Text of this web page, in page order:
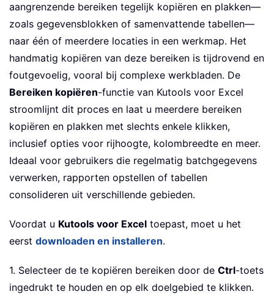
aangrenzende bereiken tegelijk kopiëren en plakken—
zoals gegevensblokken of samenvattende tabellen—
naar één of meerdere locaties in een werkmap. Het
handmatig kopiëren van deze bereiken is tijdrovend en
foutgevoelig, vooral bij complexe werkbladen. De
Bereiken kopiëren-functie van Kutools voor Excel
stroomlijnt dit proces en laat u meerdere bereiken
kopiëren en plakken met slechts enkele klikken,
inclusief opties voor rijhoogte, kolombreedte en meer.
Ideaal voor gebruikers die regelmatig batchgegevens
verwerken, rapporten opstellen of tabellen
consolideren uit verschillende gebieden.
Voordat u Kutools voor Excel toepast, moet u het
eerst downloaden en installeren.
1. Selecteer de te kopiëren bereiken door de Ctrl-toets
ingedrukt te houden en op elk doelgebied te klikken.